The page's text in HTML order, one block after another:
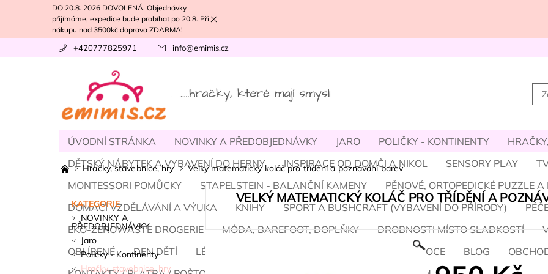
DO 20.8. 2026 DOVOLENÁ. Objednávky
přijímáme, expedice bude probíhat po 20.8. Při
nákupu nad 3500kč doprava ZDARMA!
+420777825971 info@emimis.cz
ÚVODNÍ STRÁNKA NOVINKY A PŘEDOBJEDNÁVKY JARO POLIČKY - KONTINENTY
DĚTSKÝ NÁBYTEK A VYBAVENÍ DO HERNY
INSPIRACE OD DOMČI A NIKOL SENSORY PLAY
MONTESSORI POMŮCKY
STAPELSTEIN - BALANČNÍ KAMENY
PĚNOVÉ, ORTOPEDICKÉ PUZZLE A
DOMÁCÍ VZDĚLÁVÁNÍ A VÝUKA
KNIHY SPORT A BUSHCRAFT (VYBAVENÍ DO PŘÍRODY)
EKO-ZEROWASTE DROGERIE
MÓDA, BAREFOOT, DOPLŇKY DROBNOSTI MÍSTO SLADKOSTÍ
OBLÍBENÉ
DEN DĚTÍ LÉTO ZIMA A VÁNOCE BLOG
Hračky, stavebnice, hry Velký matematický koláč pro třídění a poznávání barev
VELKÝ MATEMATICKÝ KOLÁČ PRO TŘÍDĚNÍ A
KATEGORIE
NOVINKY A
PŘEDOBJEDNÁVKY
Jaro
Poličky - Kontinenty
Hračky, stavebnice, hry